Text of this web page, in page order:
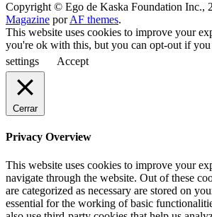
Copyright © Ego de Kaska Foundation Inc.,
Magazine porAF themes.
This website uses cookies to improve your
you're ok with this, but you can opt-out if
settings
Accept
Cerrar
Privacy Overview
This website uses cookies to improve your
navigate through the website. Out of these
are categorized as necessary are stored on
essential for the working of basic